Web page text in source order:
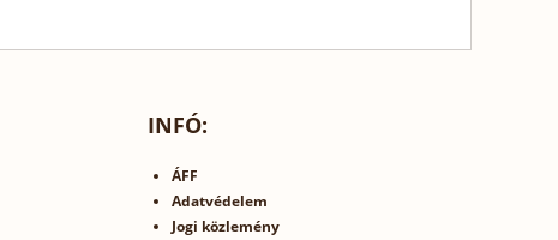
INFÓ:
ÁFF
Adatvédelem
Jogi közlemény